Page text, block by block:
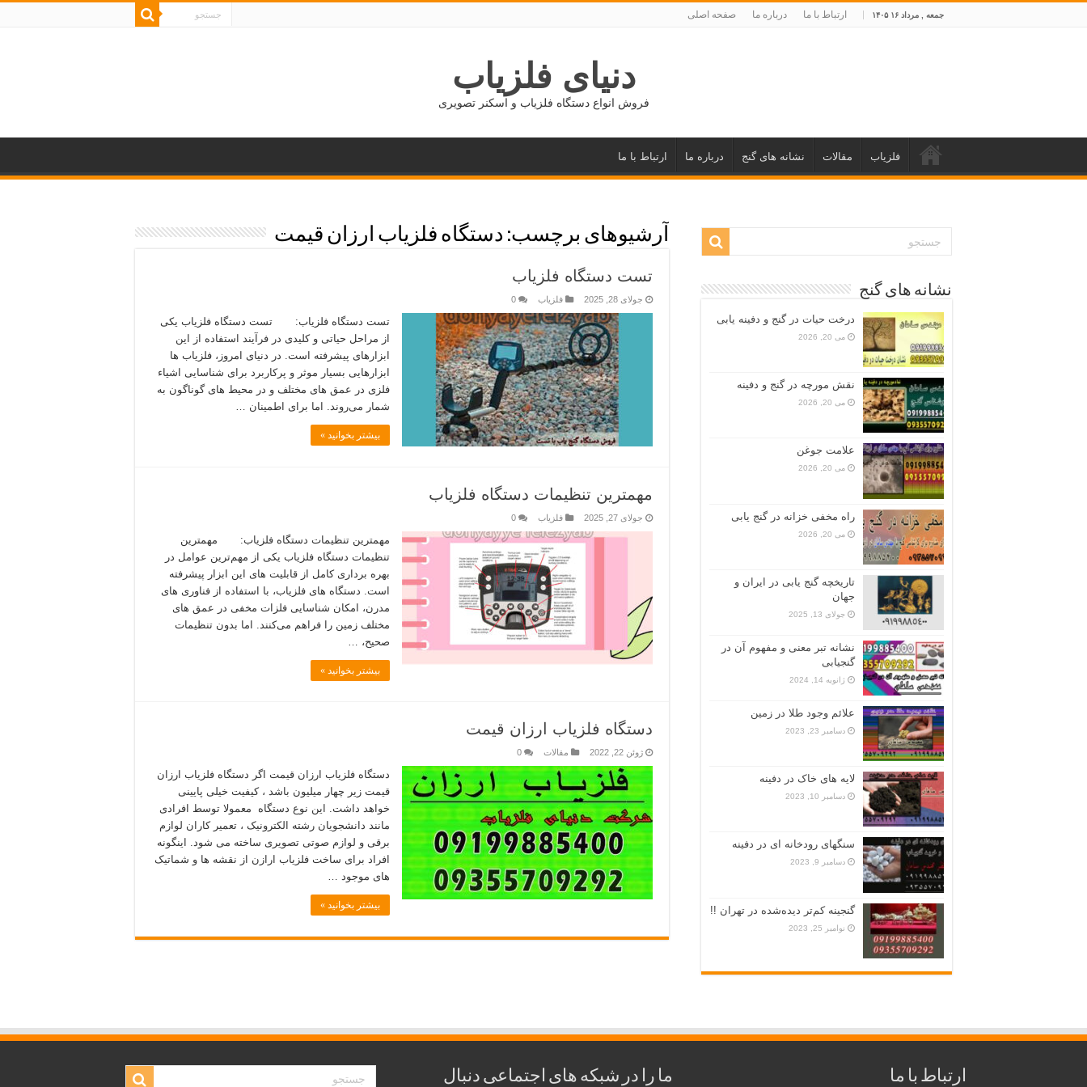
جمعه , مرداد ۱۶ ۱۴۰۵ ارتباط با ما درباره ما صفحه اصلی
دنیای فلزیاب
فروش انواع دستگاه فلزیاب و اسکنر تصویری
فلزیاب مقالات نشانه های گنج درباره ما ارتباط با ما
آرشیوهای برچسب: دستگاه فلزیاب ارزان قیمت
تست دستگاه فلزیاب
جولای 28, 2025 فلزیاب 0
تست دستگاه فلزیاب: تست دستگاه فلزیاب یکی
از مراحل حیاتی و کلیدی در فرآیند استفاده از این
ابزارهای پیشرفته است. در دنیای امروز، فلزیاب‌ ها
ابزارهایی بسیار موثر و پرکاربرد برای شناسایی اشیاء
فلزی در عمق‌ های مختلف و در محیط‌ های گوناگون به
شمار می‌روند. اما برای اطمینان …
بیشتر بخوانید »
مهمترین تنظیمات دستگاه فلزیاب
جولای 27, 2025 فلزیاب 0
مهمترین تنظیمات دستگاه فلزیاب: مهمترین
تنظیمات دستگاه فلزیاب یکی از مهم‌ترین عوامل در
بهره‌ برداری کامل از قابلیت‌ های این ابزار پیشرفته
است. دستگاه‌ های فلزیاب، با استفاده از فناوری‌ های
مدرن، امکان شناسایی فلزات مخفی در عمق‌ های
مختلف زمین را فراهم می‌کنند. اما بدون تنظیمات
صحیح، …
بیشتر بخوانید »
دستگاه فلزیاب ارزان قیمت
ژوئن 22, 2022 مقالات 0
دستگاه فلزیاب ارزان قیمت اگر دستگاه فلزیاب ارزان
قیمت زیر چهار میلیون باشد ، کیفیت خیلی پایینی
خواهد داشت. این نوع دستگاه معمولا توسط افرادی
مانند دانشجویان رشته الکترونیک ، تعمیر کاران لوازم
برقی و لوازم صوتی تصویری ساخته می شود. اینگونه
افراد برای ساخت فلزیاب ارازن از نقشه ها و شماتیک
های موجود …
بیشتر بخوانید »
نشانه های گنج
درخت حیات در گنج و دفینه یابی
می 20, 2026
نقش مورچه در گنج و دفینه
می 20, 2026
علامت جوغن
می 20, 2026
راه مخفی خزانه در گنج یابی
می 20, 2026
تاریخچه گنج‌ یابی در ایران و
جهان
جولای 13, 2025
نشانه تبر معنی و مفهوم آن در
گنجیابی
ژانویه 14, 2024
علائم وجود طلا در زمین
دسامبر 23, 2023
لایه های خاک در دفینه
دسامبر 10, 2023
سنگهای رودخانه ای در دفینه
دسامبر 9, 2023
گنجینه کم‌تر دیده‌شده در تهران !!
نوامبر 25, 2023
ارتباط با ما ما را در شبکه های اجتماعی دنبال